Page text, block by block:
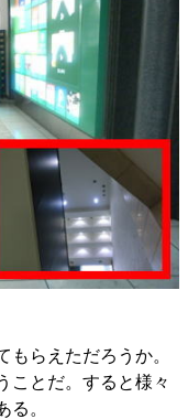
らえただろうか。
ことだ。すると様々
る。